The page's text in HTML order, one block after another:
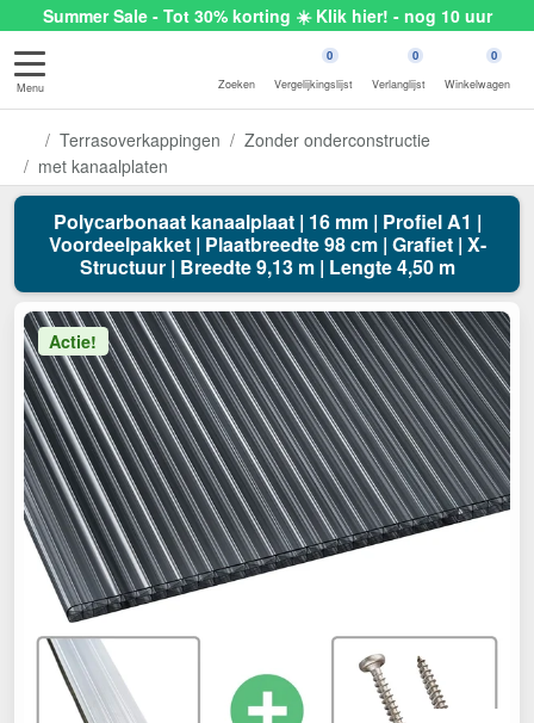
Summer Sale - Tot 30% korting ☀️ Klik hier! - nog 10 uur
Menu Zoeken
0
Vergelijkingslijst
0
Verlanglijst
0
Winkelwagen
Terrasoverkappingen
Zonder onderconstructie
met kanaalplaten
Polycarbonaat kanaalplaat | 16 mm | Profiel A1 |
Voordeelpakket | Plaatbreedte 98 cm | Grafiet | X-
Structuur | Breedte 9,13 m | Lengte 4,50 m
Actie!